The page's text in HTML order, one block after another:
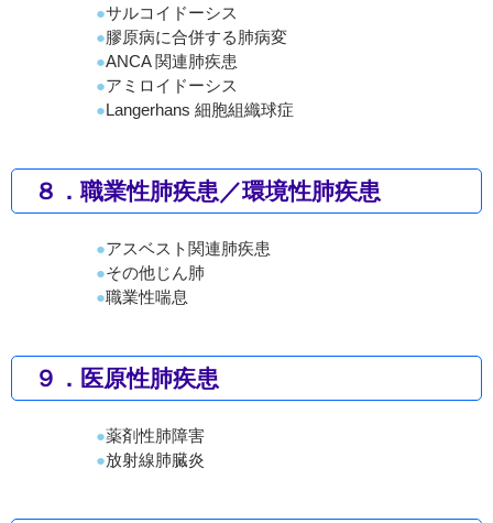
サルコイドーシス
膠原病に合併する肺病変
ANCA 関連肺疾患
アミロイドーシス
Langerhans 細胞組織球症
８．職業性肺疾患／環境性肺疾患
アスベスト関連肺疾患
その他じん肺
職業性喘息
９．医原性肺疾患
薬剤性肺障害
放射線肺臓炎